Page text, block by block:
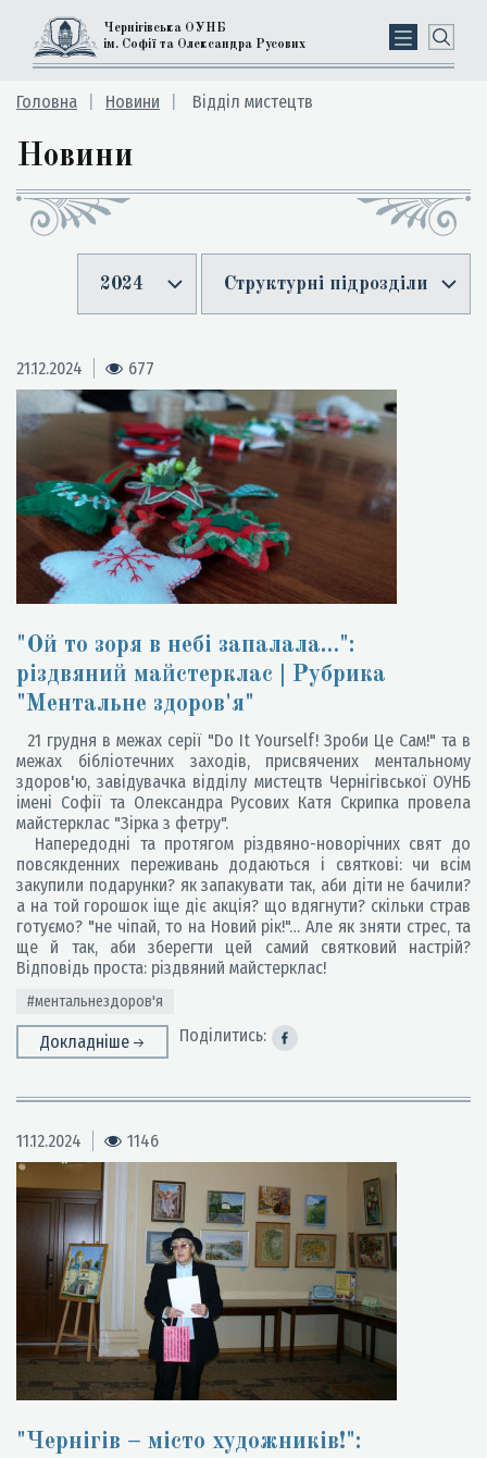
Чернігівська ОУНБ
ім. Софії та Олександра Русових
Головна Новини Відділ мистецтв
Новини
2024 Структурні підрозділи
21.12.2024 677
"Ой то зоря в небі запалала…":
різдвяний майстерклас | Рубрика
"Ментальне здоров'я"
21 грудня в межах серії "Do It Yourself! Зроби Це Сам!" та в
межах бібліотечних заходів, присвячених ментальному
здоров'ю, завідувачка відділу мистецтв Чернігівської ОУНБ
імені Софії та Олександра Русових Катя Скрипка провела
майстерклас "Зірка з фетру".
Напередодні та протягом різдвяно-новорічних свят до
повсякденних переживань додаються і святкові: чи всім
закупили подарунки? як запакувати так, аби діти не бачили?
а на той горошок іще діє акція? що вдягнути? скільки страв
готуємо? "не чіпай, то на Новий рік!"… Але як зняти стрес, та
ще й так, аби зберегти цей самий святковий настрій?
Відповідь проста: різдвяний майстерклас!
#ментальнездоров'я
Докладніше Поділитись:
11.12.2024 1146
"Чернігів – місто художників!":